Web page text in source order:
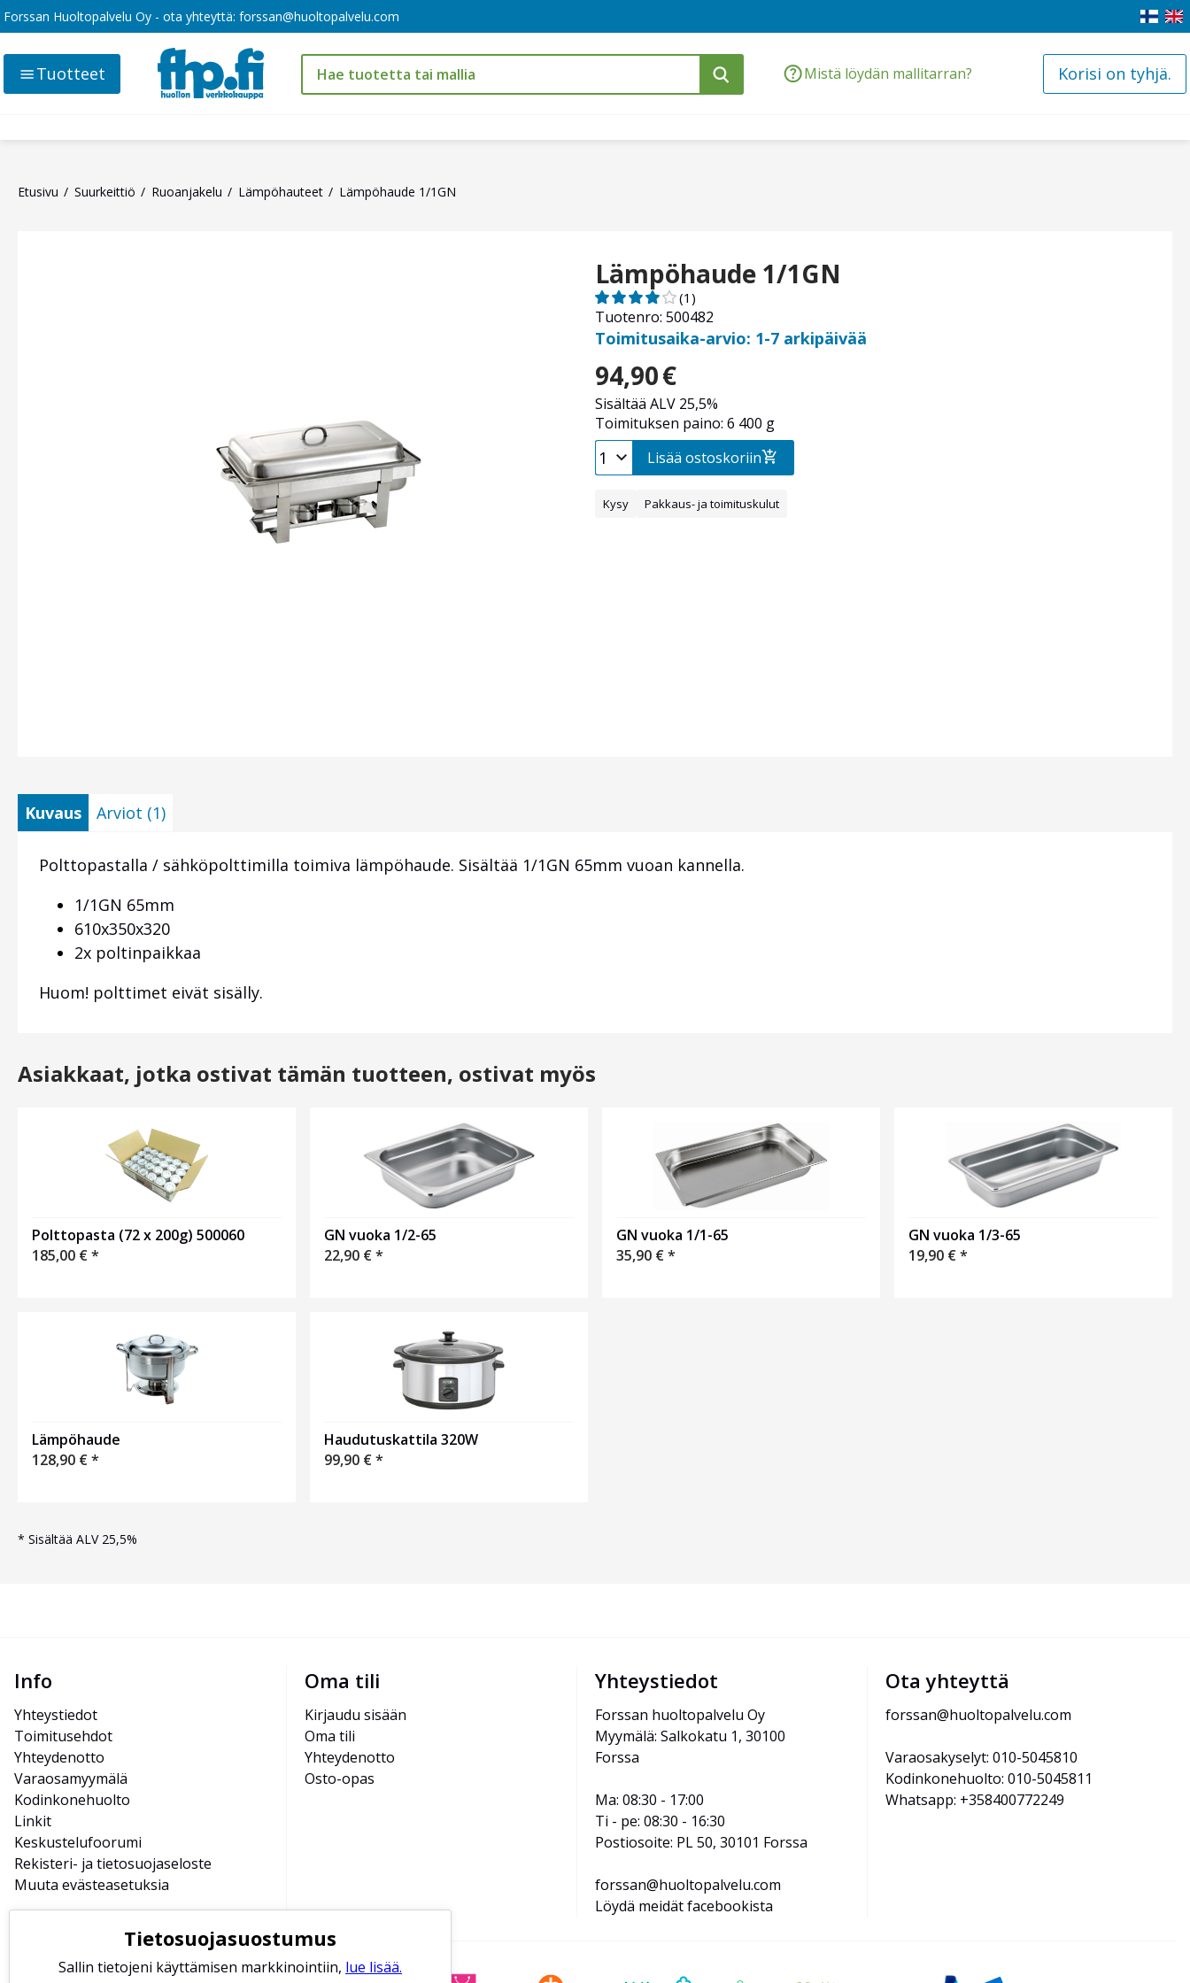
Forssan Huoltopalvelu Oy - ota yhteyttä: forssan@huoltopalvelu.com
Mistä löydän mallitarran? Korisi on tyhjä.
Tuotteet
Etusivu Suurkeittiö Ruoanjakelu Lämpöhauteet Lämpöhaude 1/1GN
Lämpöhaude 1/1GN
Tuotenro: 500482
(1)
Toimitusaika-arvio: 1-7 arkipäivää
94,90€
Sisältää ALV 25,5%
Toimituksen paino: 6 400 g
Lisää ostoskoriin
Kysy Pakkaus- ja toimituskulut
Kuvaus Arviot (1)
Polttopastalla / sähköpolttimilla toimiva lämpöhaude. Sisältää 1/1GN 65mm vuoan kannella.
1/1GN 65mm
610x350x320
2x poltinpaikkaa
Huom! polttimet eivät sisälly.
Asiakkaat, jotka ostivat tämän tuotteen, ostivat myös
Polttopasta (72 x 200g) 500060
185,00 €*
GN vuoka 1/2-65
22,90 €*
GN vuoka 1/1-65
35,90 €*
GN vuoka 1/3-65
19,90 €*
Lämpöhaude
128,90 €*
Haudutuskattila 320W
99,90 €*
* Sisältää ALV 25,5%
Info
Yhteystiedot
Toimitusehdot
Yhteydenotto
Varaosamyymälä
Kodinkonehuolto
Linkit
Keskustelufoorumi
Rekisteri- ja tietosuojaseloste
Muuta evästeasetuksia
Oma tili
Kirjaudu sisään
Oma tili
Yhteydenotto
Osto-opas
Yhteystiedot
Forssan huoltopalvelu Oy
Myymälä: Salkokatu 1, 30100
Forssa
Ma: 08:30 - 17:00
Ti - pe: 08:30 - 16:30
Postiosoite: PL 50, 30101 Forssa
forssan@huoltopalvelu.com
Löydä meidät facebookista
Ota yhteyttä
forssan@huoltopalvelu.com
Varaosakyselyt: 010-5045810
Kodinkonehuolto: 010-5045811
Whatsapp: +358400772249
Tietosuojasuostumus
Sallin tietojeni käyttämisen markkinointiin, lue lisää.